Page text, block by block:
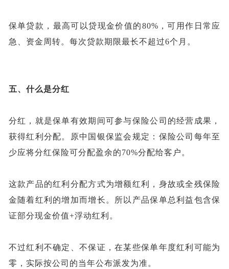
保单贷款，最高可以贷现金价值的80%，可用作日常应
急、资金周转。每次贷款期限最长不超过6个月。
五、 什么是分红
分红，就是保单有效期间可参与保险公司的经营成果，
获得红利分配。原中国银保监会规定：保险公司每年至
少应将分红保险可分配盈余的70%分配给客户。
这款产品的红利分配方式为增额红利，身故或全残保险
金随着红利的增加而增长。所以产品保单总利益包含保
证部分现金价值+浮动红利。
不过红利不确定、不保证，在某些保单年度红利可能为
零，实际按公司的当年公布派发为准。